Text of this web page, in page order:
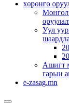
хөрөнгө
Монгол
Уул
Ашигт
гарын
e-zasag.mn